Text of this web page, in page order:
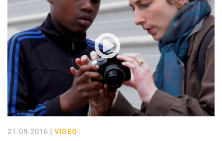
21.09.2016 | VIDEO